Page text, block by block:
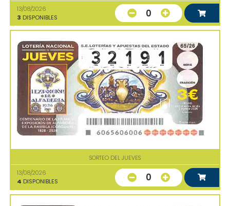
13/08/2026
3 DISPONIBLES 0
SORTEO DEL JUEVES
13/08/2026
4 DISPONIBLES 0